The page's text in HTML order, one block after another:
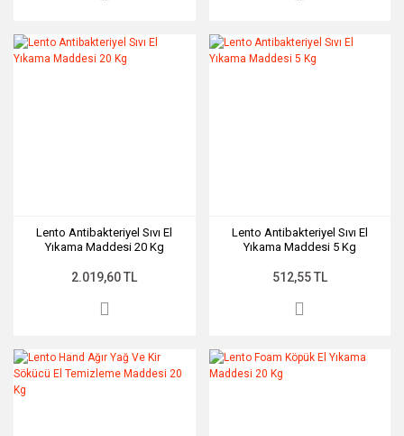
Lento Antibakteriyel Sıvı El
Yıkama Maddesi 20 Kg
2.019,60 TL
Lento Antibakteriyel Sıvı El
Yıkama Maddesi 5 Kg
512,55 TL